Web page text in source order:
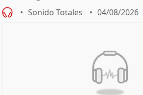
Sonido Totales 04/08/2026